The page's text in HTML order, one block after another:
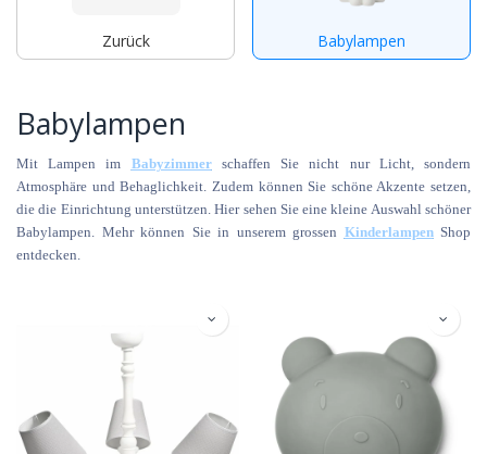
Zurück Babylampen
Babylampen
Mit Lampen im Babyzimmerschaffen Sie nicht nur Licht, sondern
Atmosphäre und Behaglichkeit. Zudem können Sie schöne Akzente setzen,
die die Einrichtung unterstützen. Hier sehen Sie eine kleine Auswahl schöner
Babylampen. Mehr können Sie in unserem grossen KinderlampenShop
entdecken.